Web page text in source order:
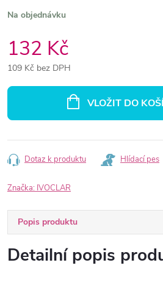
Na objednávku
132 Kč
109 Kč bez DPH
VLOŽIT DO
Dotaz k produktu Hlídací pes
Značka: IVOCLAR
Popis produktu
Detailní popis